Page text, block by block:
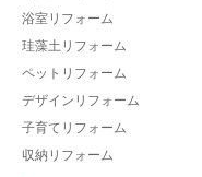
浴室リフォーム
珪藻土リフォーム
ペットリフォーム
デザインリフォーム
子育てリフォーム
収納リフォーム